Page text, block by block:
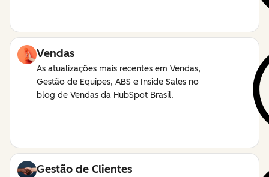
Vendas
As atualizações mais recentes em Vendas,
Gestão de Equipes, ABS e Inside Sales no
blog de Vendas da HubSpot Brasil.
Gestão de Clientes